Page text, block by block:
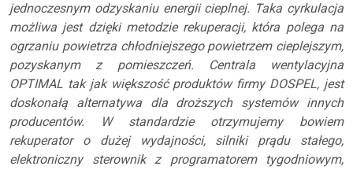
jednoczesnym odzyskaniu energii cieplnej. Taka cyrkulacja
możliwa jest dzięki metodzie rekuperacji, która polega na
ogrzaniu powietrza chłodniejszego powietrzem cieplejszym,
pozyskanym z pomieszczeń. Centrala wentylacyjna
OPTIMAL tak jak większość produktów firmy DOSPEL, jest
doskonałą alternatywa dla droższych systemów innych
producentów. W standardzie otrzymujemy bowiem
rekuperator o dużej wydajności, silniki prądu stałego,
elektroniczny sterownik z programatorem tygodniowym,